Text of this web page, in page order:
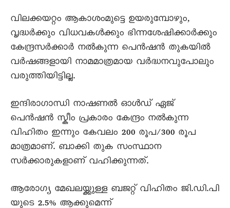
വിലക്കയറ്റം ആകാശംമുട്ടെ ഉയരുമ്പോഴും,
വൃദ്ധർക്കും വിധവകൾക്കും ഭിന്നശേഷിക്കാർക്കും
കേന്ദ്രസർക്കാർ നൽകുന്ന പെൻഷൻ തുകയിൽ
വർഷങ്ങളായി നാമമാത്രമായ വർദ്ധനവുപോലും
വരുത്തിയിട്ടില്ല.
ഇന്ദിരാഗാന്ധി നാഷണൽ ഓൾഡ് ഏജ്
പെൻഷൻ സ്കീം പ്രകാരം കേന്ദ്രം നൽകുന്ന
വിഹിതം ഇന്നും കേവലം 200 രൂപ/300 രൂപ
മാത്രമാണ്. ബാക്കി തുക സംസ്ഥാന
സർക്കാരുകളാണ് വഹിക്കുന്നത്.
ആരോഗ്യ മേഖലയ്ക്കുള്ള ബജറ്റ് വിഹിതം ജി.ഡി.പി
യുടെ 2.5% ആക്കുമെന്ന്